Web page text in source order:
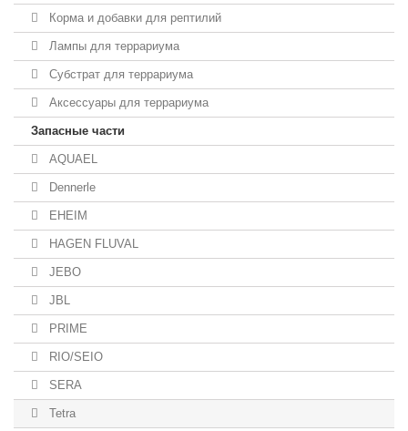
Корма и добавки для рептилий
Лампы для террариума
Субстрат для террариума
Аксессуары для террариума
Запасные части
AQUAEL
Dennerle
EHEIM
HAGEN FLUVAL
JEBO
JBL
PRIME
RIO/SEIO
SERA
Tetra